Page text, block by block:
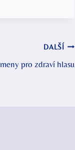
DALŠÍ
pro zdraví hlasu